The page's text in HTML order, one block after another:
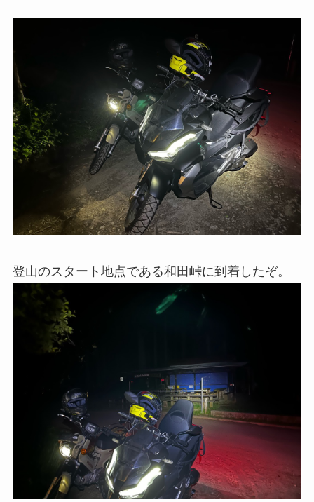
登山のスタート地点である和田峠に到着したぞ。